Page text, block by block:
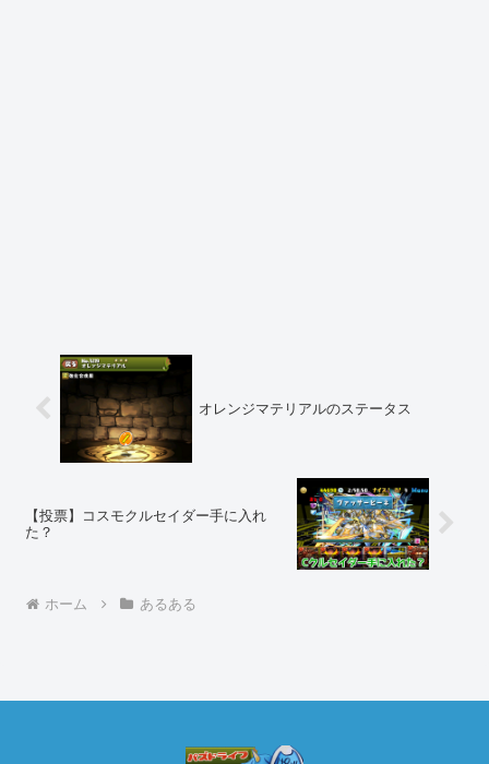
オレンジマテリアルのステータス
【投票】コスモクルセイダー手に入れ
た？
ホーム あるある